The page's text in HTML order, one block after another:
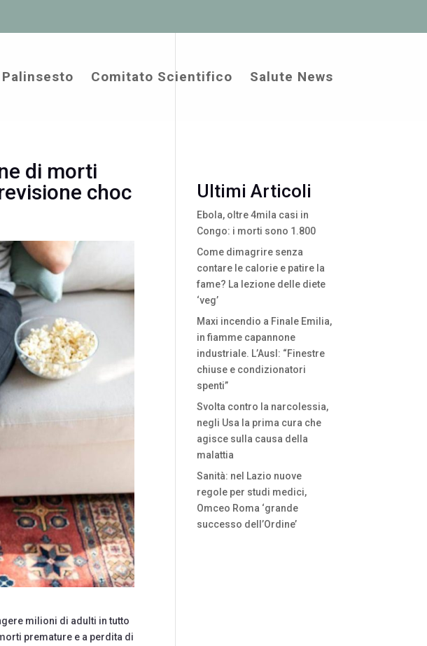
Palinsesto Comitato Scientifico Salute News
di morti
choc
milioni di adulti in tutto
premature e a perdita di
Ultimi Articoli
Ebola, oltre 4mila casi in
Congo: i morti sono 1.800
Come dimagrire senza
contare le calorie e patire la
fame? La lezione delle diete
‘veg’
Maxi incendio a Finale Emilia,
in fiamme capannone
industriale. L’Ausl: “Finestre
chiuse e condizionatori
spenti”
Svolta contro la narcolessia,
negli Usa la prima cura che
agisce sulla causa della
malattia
Sanità: nel Lazio nuove
regole per studi medici,
Omceo Roma ‘grande
successo dell’Ordine’